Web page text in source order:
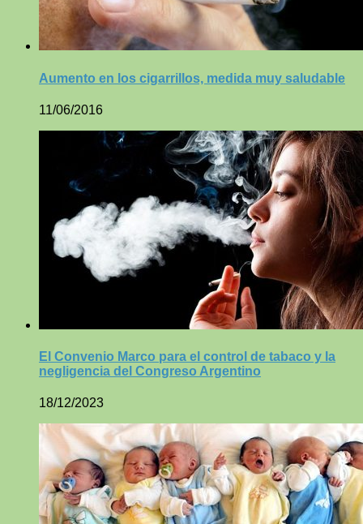
Aumento en los cigarrillos, medida muy saludable
11/06/2016
El Convenio Marco para el control de tabaco y la
negligencia del Congreso Argentino
18/12/2023